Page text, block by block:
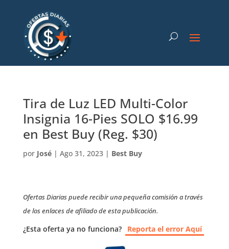
Tira de Luz LED Multi-Color
Insignia 16-Pies SOLO $16.99
en Best Buy (Reg. $30)
por José| Ago 31, 2023| Best Buy
Ofertas Diarias puede recibir una pequeña comisión a través
de los enlaces de afiliado de esta publicación.
¿Esta oferta ya no funciona? Reporta el error Aquí